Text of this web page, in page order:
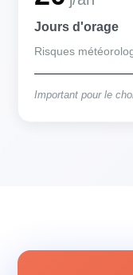
Jours d'orage
Risques
Important pour le